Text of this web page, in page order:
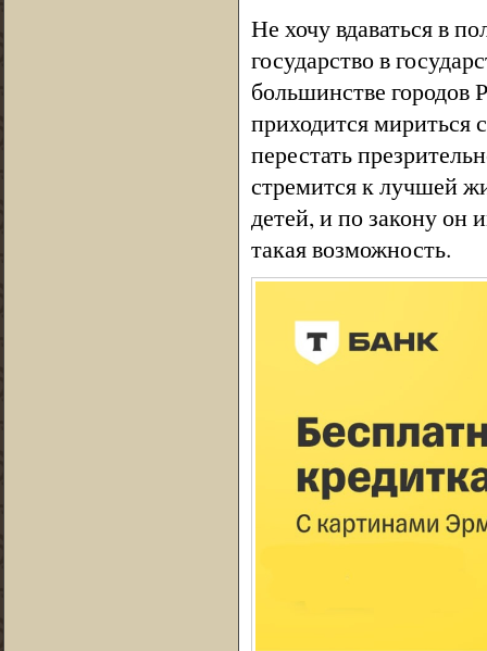
Не хочу вдаваться в
государство в
большинстве городов
приходится мириться
перестать
стремится к лучшей
детей, и по закону он
такая возможность.